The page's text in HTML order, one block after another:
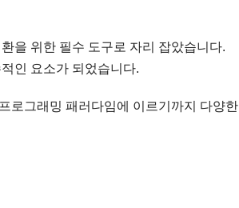
을 위한 필수 도구로 자리 잡았습니다.
인 요소가 되었습니다.
로그래밍 패러다임에 이르기까지 다양한